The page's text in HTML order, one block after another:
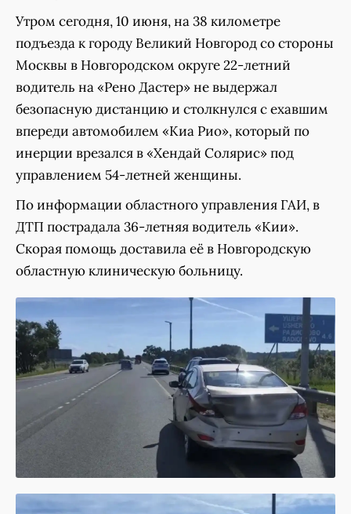
Утром сегодня, 10 июня, на 38 километре
подъезда к городу Великий Новгород со стороны
Москвы в Новгородском округе 22-летний
водитель на «Рено Дастер» не выдержал
безопасную дистанцию и столкнулся с ехавшим
впереди автомобилем «Киа Рио», который по
инерции врезался в «Хендай Солярис» под
управлением 54-летней женщины.
По информации областного управления ГАИ, в
ДТП пострадала 36-летняя водитель «Кии».
Скорая помощь доставила её в Новгородскую
областную клиническую больницу.